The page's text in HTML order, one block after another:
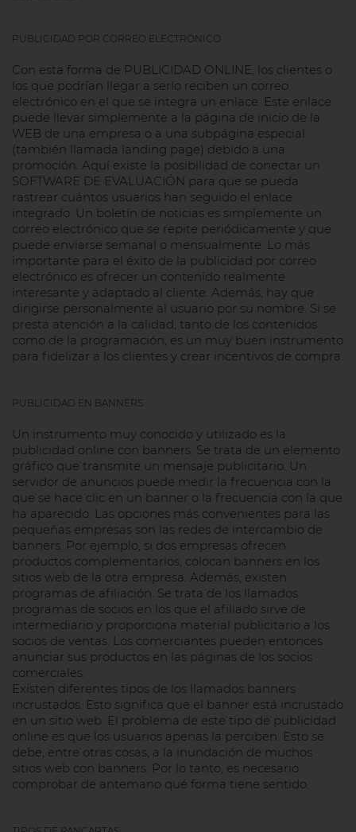
PUBLICIDAD POR CORREO ELECTRÓNICO
Con esta forma de PUBLICIDAD ONLINE, los clientes o
los que podrían llegar a serlo reciben un correo
electrónico en el que se integra un enlace. Este enlace
puede llevar simplemente a la página de inicio de la
WEB de una empresa o a una subpágina especial
(también llamada landing page) debido a una
promoción. Aquí existe la posibilidad de conectar un
SOFTWARE DE EVALUACIÓN para que se pueda
rastrear cuántos usuarios han seguido el enlace
integrado. Un boletín de noticias es simplemente un
correo electrónico que se repite periódicamente y que
puede enviarse semanal o mensualmente. Lo más
importante para el éxito de la publicidad por correo
electrónico es ofrecer un contenido realmente
interesante y adaptado al cliente. Además, hay que
dirigirse personalmente al usuario por su nombre. Si se
presta atención a la calidad, tanto de los contenidos
como de la programación, es un muy buen instrumento
para fidelizar a los clientes y crear incentivos de compra.
PUBLICIDAD EN BANNERS
Un instrumento muy conocido y utilizado es la
publicidad online con banners. Se trata de un elemento
gráfico que transmite un mensaje publicitario. Un
servidor de anuncios puede medir la frecuencia con la
que se hace clic en un banner o la frecuencia con la que
ha aparecido. Las opciones más convenientes para las
pequeñas empresas son las redes de intercambio de
banners. Por ejemplo, si dos empresas ofrecen
productos complementarios, colocan banners en los
sitios web de la otra empresa. Además, existen
programas de afiliación. Se trata de los llamados
programas de socios en los que el afiliado sirve de
intermediario y proporciona material publicitario a los
socios de ventas. Los comerciantes pueden entonces
anunciar sus productos en las páginas de los socios
comerciales.
Existen diferentes tipos de los llamados banners
incrustados. Esto significa que el banner está incrustado
en un sitio web. El problema de este tipo de publicidad
online es que los usuarios apenas la perciben. Esto se
debe, entre otras cosas, a la inundación de muchos
sitios web con banners. Por lo tanto, es necesario
comprobar de antemano qué forma tiene sentido.